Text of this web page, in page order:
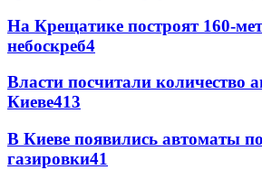
На Крещатике построят 160-
небоскреб4
Власти посчитали количество
Киеве413
В Киеве появились автоматы
газировки41